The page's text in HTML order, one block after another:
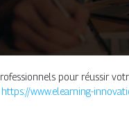
pour réussir
https://www.elearning-